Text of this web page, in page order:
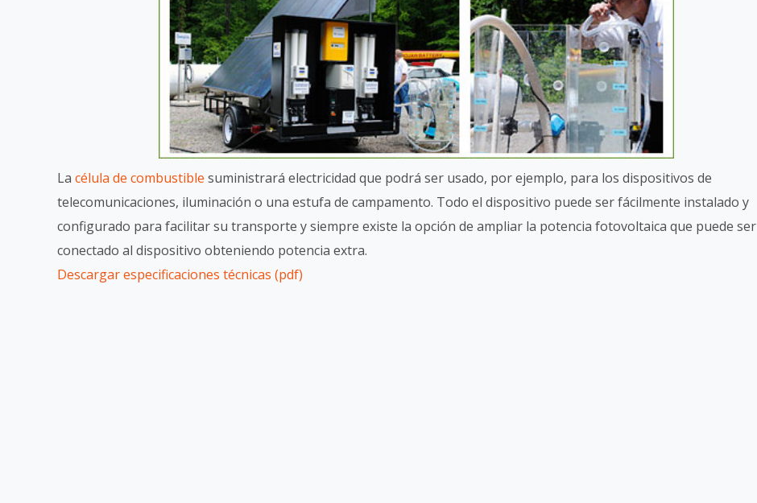
Lacélula de combustiblesuministrará electricidad que podrá ser usado, por ejemplo, para los dispositivos de
telecomunicaciones, iluminación o una estufa de campamento. Todo el dispositivo puede ser fácilmente instalado y
configurado para facilitar su transporte y siempre existe la opción de ampliar la potencia fotovoltaica que puede ser
conectado al dispositivo obteniendo potencia extra.
Descargar especificaciones técnicas (pdf)